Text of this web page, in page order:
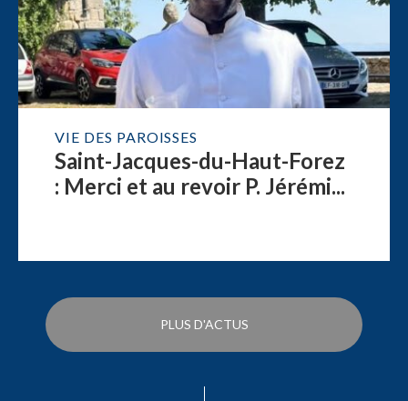
VIE DES PAROISSES
Saint-Jacques-du-Haut-Forez
: Merci et au revoir P. Jérémi...
PLUS D'ACTUS